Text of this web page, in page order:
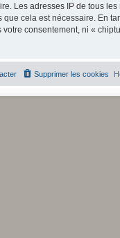
Les adresses IP de tous les
cela est nécessaire. En
consentement, ni «
Supprimer les cookies